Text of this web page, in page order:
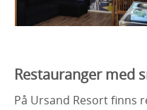
Restauranger med
På Ursand Resort finns r